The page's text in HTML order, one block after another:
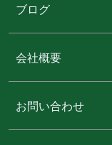
ブログ
会社概要
お問い合わせ